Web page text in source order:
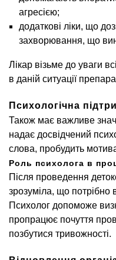
агресією;
додаткові ліки, що
захворювання, що
Лікар візьме до уваги
в даній ситуації
Психологічна
Також має важливе
надає досвідчений
слова, пробудить
Роль психолога в
Після проведення
зрозуміла, що потрібно
Психолог допоможе
пропрацює почуття
позбутися тривожності.